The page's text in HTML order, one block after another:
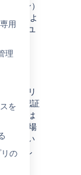
用
理
を
の
ークン）
によ
スにもユ
、そのリ
他の認証
は
在する場
されてい
照合し